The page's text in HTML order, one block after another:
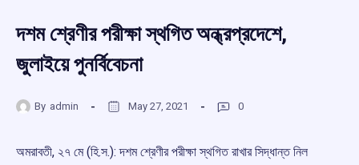
দশম শ্রেণীর পরীক্ষা স্থগিত অন্ধ্রপ্রদেশে,
জুলাইয়ে পুনর্বিবেচনা
By admin May 27, 2021 0
অমরাবতী, ২৭ মে (হি.স.): দশম শ্রেণীর পরীক্ষা স্থগিত রাখার সিদ্ধান্ত নিল